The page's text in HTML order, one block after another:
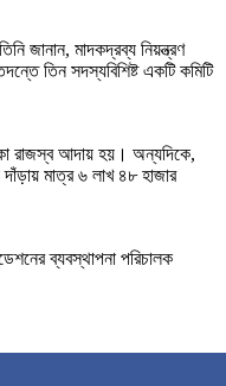
জানান, মাদকদ্রব্য নিয়ন্ত্রণ
তিন সদস্যবিশিষ্ট একটি কমিটি
রাজস্ব আদায় হয়। অন্যদিকে,
মাত্র ৬ লাখ ৪৮ হাজার
ব্যবস্থাপনা পরিচালক